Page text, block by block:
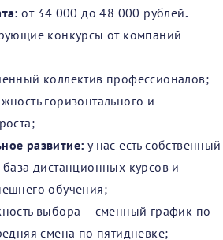
от 34 000 до 48 000 рублей.
конкурсы от компаний
коллектив профессионалов;
горизонтального и
развитие: у нас есть собственный
дистанционных курсов и
обучения;
выбора – сменный график по
смена по пятидневке;